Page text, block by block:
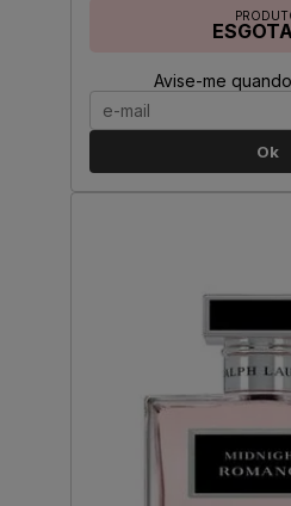
Avise-me
Ok